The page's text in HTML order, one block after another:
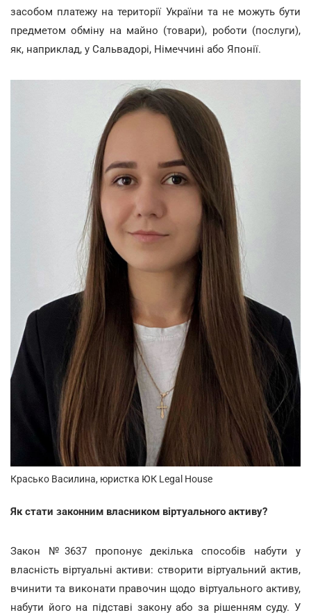
засобом платежу на території України та не можуть бути
предметом обміну на майно (товари), роботи (послуги),
як, наприклад, у Сальвадорі, Німеччині або Японії.
Красько Василина, юристка ЮК Legal House
Як стати законним власником віртуального активу?
Закон №3637 пропонує декілька способів набути у
власність віртуальні активи: створити віртуальний актив,
вчинити та виконати правочин щодо віртуального активу,
набути його на підставі закону або за рішенням суду. У